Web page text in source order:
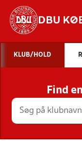
DBU
STILLINGER,
KLUB/HOLD
Find